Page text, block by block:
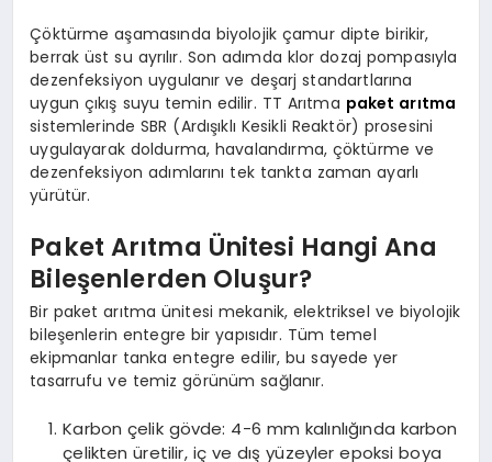
Çöktürme aşamasında biyolojik çamur dipte birikir,
berrak üst su ayrılır. Son adımda klor dozaj pompasıyla
dezenfeksiyon uygulanır ve deşarj standartlarına
uygun çıkış suyu temin edilir. TT Arıtma paket arıtma
sistemlerinde SBR (Ardışıklı Kesikli Reaktör) prosesini
uygulayarak doldurma, havalandırma, çöktürme ve
dezenfeksiyon adımlarını tek tankta zaman ayarlı
yürütür.
Paket Arıtma Ünitesi Hangi Ana
Bileşenlerden Oluşur?
Bir paket arıtma ünitesi mekanik, elektriksel ve biyolojik
bileşenlerin entegre bir yapısıdır. Tüm temel
ekipmanlar tanka entegre edilir, bu sayede yer
tasarrufu ve temiz görünüm sağlanır.
Karbon çelik gövde: 4-6 mm kalınlığında karbon
çelikten üretilir, iç ve dış yüzeyler epoksi boya